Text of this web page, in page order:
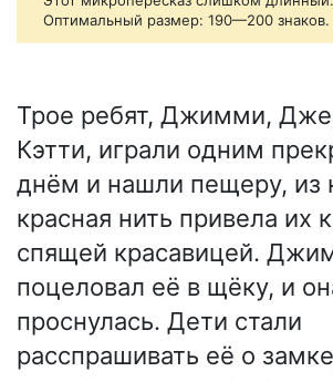
Оптимальный размер: 190—200 знаков.
Трое ребят, Джимми,
Кэтти, играли одним
днём и нашли пещеру, из
красная нить привела их
спящей красавицей.
поцеловал её в щёку, и
проснулась. Дети стали
расспрашивать её о